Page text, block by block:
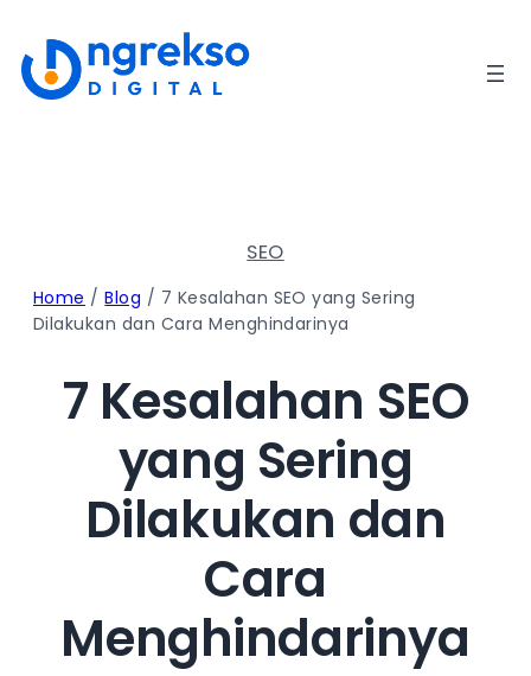
ke
konten
SEO
Home /Blog / 7 Kesalahan SEO yang Sering
Dilakukan dan Cara Menghindarinya
7 Kesalahan SEO
yang Sering
Dilakukan dan
Cara
Menghindarinya